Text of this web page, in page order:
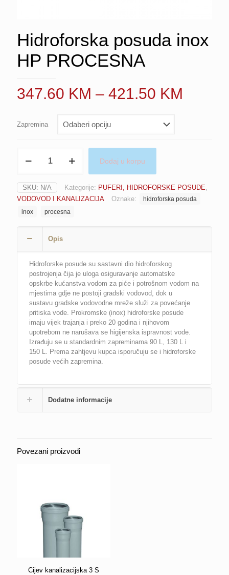
Hidroforska posuda inox
HP PROCESNA
347.60 KM – 421.50 KM
Zapremina
posuda
HP
PROCESNA
količina
Dodaj u korpu
SKU: N/A Kategorije: PUFERI, HIDROFORSKE POSUDE,
VODOVOD I KANALIZACIJA
Oznake:
hidroforska posuda
inox
procesna
Opis
Hidroforske posude su sastavni dio hidroforskog
postrojenja čija je uloga osiguravanje automatske
opskrbe kućanstva vodom za piće i potrošnom vodom na
mjestima gdje ne postoji gradski vodovod, dok u
sustavu gradske vodovodne mreže služi za povećanje
pritiska vode. Prokromske (inox) hidroforske posude
imaju vijek trajanja i preko 20 godina i njihovom
upotrebom ne narušava se higijenska ispravnost vode.
Izrađuju se u standardnim zapreminama 90 L, 130 L i
150 L. Prema zahtjevu kupca isporučuju se i hidroforske
posude većih zapremina.
Dodatne informacije
Povezani proizvodi
Cijev kanalizacijska 3 S